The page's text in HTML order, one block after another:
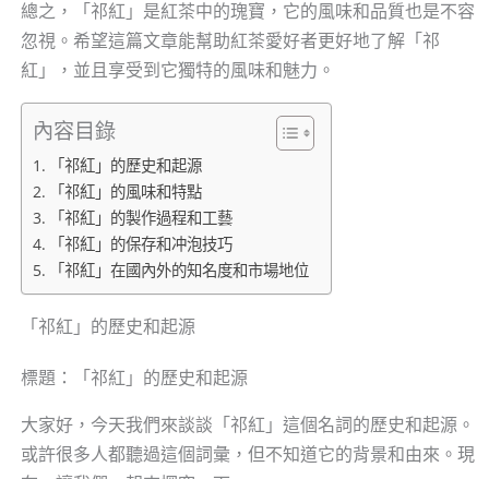
總之，「祁紅」是紅茶中的瑰寶，它的風味和品質也是不容
忽視。希望這篇文章能幫助紅茶愛好者更好地了解「祁
紅」，並且享受到它獨特的風味和魅力。
內容目錄
「祁紅」的歷史和起源
「祁紅」的風味和特點
「祁紅」的製作過程和工藝
「祁紅」的保存和冲泡技巧
「祁紅」在國內外的知名度和市場地位
「祁紅」的歷史和起源
標題：「祁紅」的歷史和起源
大家好，今天我們來談談「祁紅」這個名詞的歷史和起源。
或許很多人都聽過這個詞彙，但不知道它的背景和由來。現